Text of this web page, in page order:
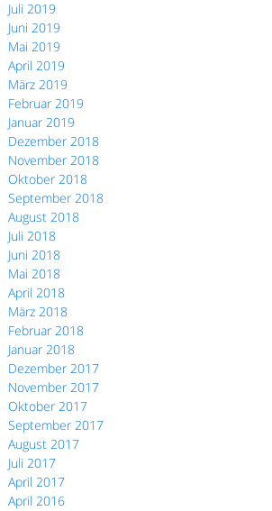
Juli 2019
Juni 2019
Mai 2019
April 2019
März 2019
Februar 2019
Januar 2019
Dezember 2018
November 2018
Oktober 2018
September 2018
August 2018
Juli 2018
Juni 2018
Mai 2018
April 2018
März 2018
Februar 2018
Januar 2018
Dezember 2017
November 2017
Oktober 2017
September 2017
August 2017
Juli 2017
April 2017
April 2016